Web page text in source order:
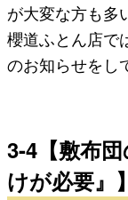
が大変な方も多
櫻道ふとん店で
のお知らせをし
3-4【敷布
けが必要』】